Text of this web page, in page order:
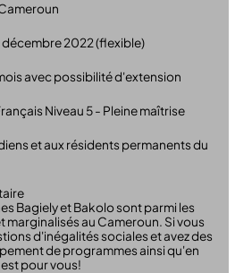
2022 (flexible)
avec possibilité d'extension
Niveau 5 - Pleine maîtrise
et aux résidents permanents du
Bagiely et Bakolo sont parmi les
marginalisés au Cameroun. Si vous
d'inégalités sociales et avez des
de programmes ainsi qu'en
pour vous!